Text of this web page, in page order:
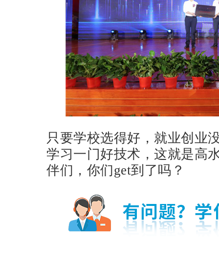
只要学校选得好，就业创业
学习一门好技术，这就是高
伴们，你们get到了吗？